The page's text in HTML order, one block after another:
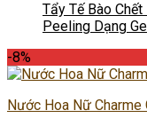
Tẩy Tế Bào
Peeling Dạng
-8%
Nước Hoa Nữ Charme